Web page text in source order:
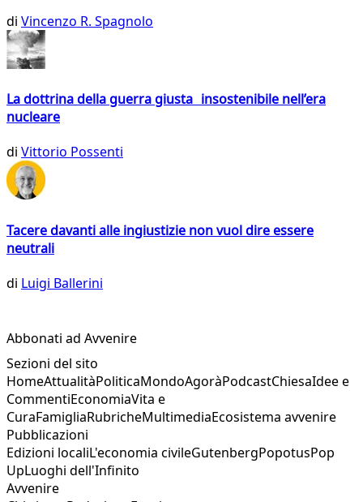
di Vincenzo R. Spagnolo
La dottrina della guerra giusta insostenibile nell’era
nucleare
di Vittorio Possenti
Tacere davanti alle ingiustizie non vuol dire essere
neutrali
di Luigi Ballerini
Abbonati ad Avvenire
Sezioni del sito
HomeAttualitàPoliticaMondoAgoràPodcastChiesaIdee e
CommentiEconomiaVita e
CuraFamigliaRubricheMultimediaEcosistema avvenire
Pubblicazioni
Edizioni localiL'economia civileGutenbergPopotusPop
UpLuoghi dell'Infinito
Avvenire